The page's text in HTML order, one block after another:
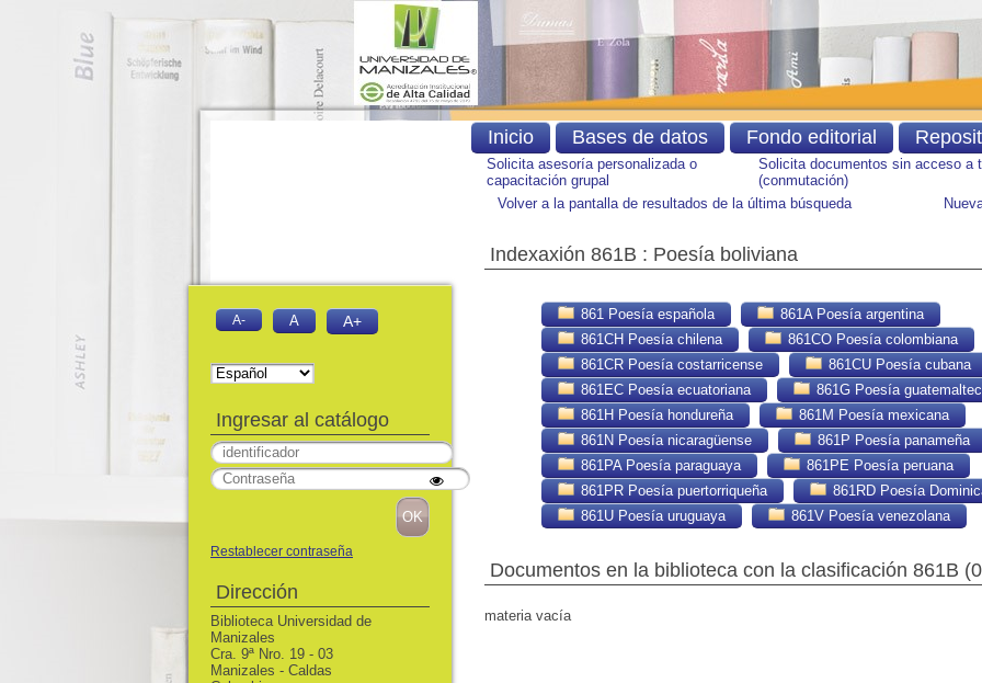
Solicita asesoría personalizada o
capacitación grupal
Solicita documentos sin acceso a
(conmutación)
Volver a la pantalla de resultados de la última búsqueda
Indexaxión 861B : Poesía boliviana
861 Poesía española
861A Poesía argentina
861CH Poesía chilena
861CO Poesía colombiana
861CR Poesía costarricense
861CU Poesía cubana
861EC Poesía ecuatoriana
861G Poesía
861H Poesía hondureña
861M Poesía mexicana
861N Poesía nicaragüense
861P Poesía panameña
861PA Poesía paraguaya
861PE Poesía peruana
861PR Poesía puertorriqueña
861RD Poesía
861U Poesía uruguaya
861V Poesía venezolana
Documentos en la biblioteca con la clasificación 861B (0
materia vacía
Inicio Bases de datos Fondo editorial
A- A A+
Ingresar al catálogo
Restablecer contraseña
Dirección
Biblioteca Universidad de
Manizales
Cra. 9ª Nro. 19 - 03
Manizales - Caldas